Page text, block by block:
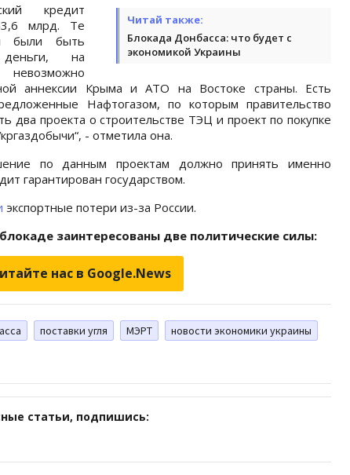
Читай также:
Блокада Донбасса: что будет с
экономикой Украины
кредит
млрд. Те
были быть
на
аннексии Крыма и АТО на Востоке страны. Есть
Нафтогазом, по которым правительство
два проекта о строительстве ТЭЦ и проект по покупке
- отметила она.
по данным проектам должно принять именно
гарантирован государством.
экспортные потери из-за России.
заинтересованы две политические силы:
нас в Google.News
поставки угля МЭРТ
новости экономики украины
статьи, подпишись: